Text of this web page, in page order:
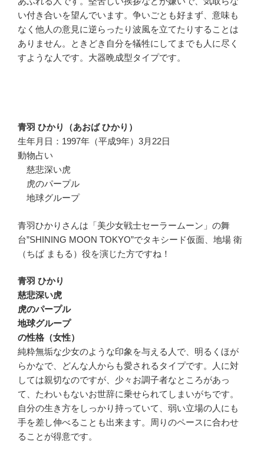
い付き合いを望んでいます。争いごとも好まず、意味も
なく他人の意見に逆らったり波風を立てたりすることは
ありません。ときどき自分を犠牲にしてまでも人に尽く
すような人です。大器晩成型タイプです。
青羽 ひかり（あおば ひかり）
生年月日：1997年（平成9年）3月22日
動物占い
慈悲深い虎
虎のパープル
地球グループ
青羽ひかりさんは「美少女戦士セーラームーン」の舞
台”SHINING MOON TOKYO”でタキシード仮面、地場 衛
（ちば まもる）役を演じた方ですね！
青羽 ひかり
慈悲深い虎
虎のパープル
地球グループ
の性格（女性）
純粋無垢な少女のような印象を与える人で、明るくほが
らかなで、どんな人からも愛されるタイプです。人に対
しては親切なのですが、少々お調子者なところがあっ
て、たわいもないお世辞に乗せられてしまいがちです。
自分の生き方をしっかり持っていて、弱い立場の人にも
手を差し伸べることも出来ます。周りのペースに合わせ
ることが得意です。